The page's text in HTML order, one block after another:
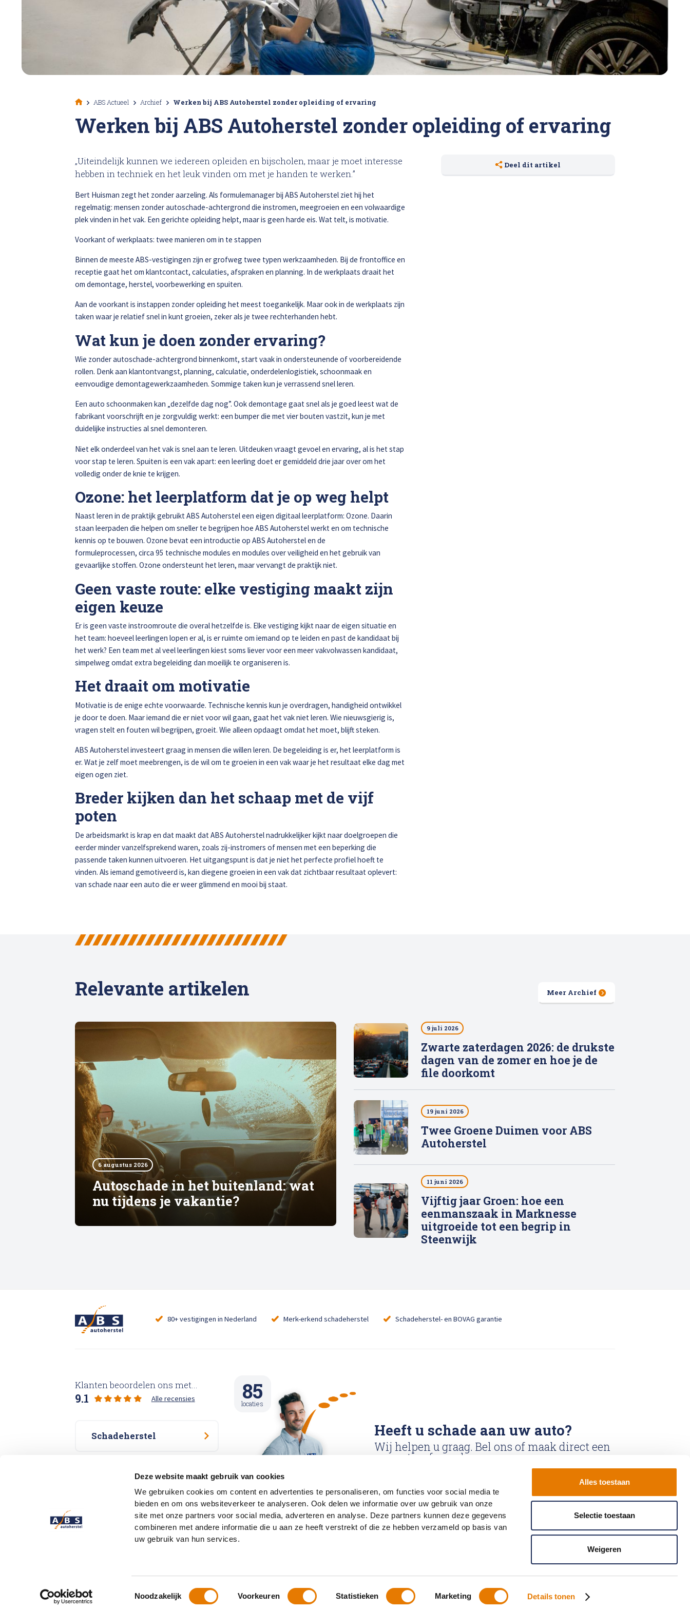
Deze website maakt gebruik van cookies
We gebruiken cookies om content en advertenties te personaliseren, om functies voor social media te
bieden en om ons websiteverkeer te analyseren. Ook delen we informatie over uw gebruik van onze
site met onze partners voor social media, adverteren en analyse. Deze partners kunnen deze gegevens
combineren met andere informatie die u aan ze heeft verstrekt of die ze hebben verzameld op basis van
uw gebruik van hun services.
Toestemmingsselectie
Noodzakelijk Voorkeuren Statistieken Marketing Details tonen
Alles toestaan
Selectie toestaan
Weigeren
Total loss
Lakschade herstellen
Steenslag herstellen
Velgen herstellen
Hagelschade herstellen
Alle soorten Specialisme
Bel ons op: 0900 - 6611111
ABS Actueel Archief Werken bij ABS Autoherstel zonder opleiding of ervaring
Werken bij ABS Autoherstel zonder opleiding of ervaring
„Uiteindelijk kunnen we iedereen opleiden en bijscholen, maar je moet interesse
hebben in techniek en het leuk vinden om met je handen te werken.”
Bert Huisman zegt het zonder aarzeling. Als formulemanager bij ABS Autoherstel ziet hij het
regelmatig: mensen zonder autoschade-achtergrond die instromen, meegroeien en een volwaardige
plek vinden in het vak. Een gerichte opleiding helpt, maar is geen harde eis. Wat telt, is motivatie.
Voorkant of werkplaats: twee manieren om in te stappen
Binnen de meeste ABS-vestigingen zijn er grofweg twee typen werkzaamheden. Bij de frontoffice en
receptie gaat het om klantcontact, calculaties, afspraken en planning. In de werkplaats draait het
om demontage, herstel, voorbewerking en spuiten.
Aan de voorkant is instappen zonder opleiding het meest toegankelijk. Maar ook in de werkplaats zijn
taken waar je relatief snel in kunt groeien, zeker als je twee rechterhanden hebt.
Wat kun je doen zonder ervaring?
Wie zonder autoschade-achtergrond binnenkomt, start vaak in ondersteunende of voorbereidende
rollen. Denk aan klantontvangst, planning, calculatie, onderdelenlogistiek, schoonmaak en
eenvoudige demontagewerkzaamheden. Sommige taken kun je verrassend snel leren.
Een auto schoonmaken kan „dezelfde dag nog”. Ook demontage gaat snel als je goed leest wat de
fabrikant voorschrijft en je zorgvuldig werkt: een bumper die met vier bouten vastzit, kun je met
duidelijke instructies al snel demonteren.
Niet elk onderdeel van het vak is snel aan te leren. Uitdeuken vraagt gevoel en ervaring, al is het stap
voor stap te leren. Spuiten is een vak apart: een leerling doet er gemiddeld drie jaar over om het
volledig onder de knie te krijgen.
Ozone: het leerplatform dat je op weg helpt
Naast leren in de praktijk gebruikt ABS Autoherstel een eigen digitaal leerplatform: Ozone. Daarin
staan leerpaden die helpen om sneller te begrijpen hoe ABS Autoherstel werkt en om technische
kennis op te bouwen. Ozone bevat een introductie op ABS Autoherstel en de
formuleprocessen, circa 95 technische modules en modules over veiligheid en het gebruik van
gevaarlijke stoffen. Ozone ondersteunt het leren, maar vervangt de praktijk niet.
Geen vaste route: elke vestiging maakt zijn
eigen keuze
Er is geen vaste instroomroute die overal hetzelfde is. Elke vestiging kijkt naar de eigen situatie en
het team: hoeveel leerlingen lopen er al, is er ruimte om iemand op te leiden en past de kandidaat bij
het werk? Een team met al veel leerlingen kiest soms liever voor een meer vakvolwassen kandidaat,
simpelweg omdat extra begeleiding dan moeilijk te organiseren is.
Het draait om motivatie
Motivatie is de enige echte voorwaarde. Technische kennis kun je overdragen, handigheid ontwikkel
je door te doen. Maar iemand die er niet voor wil gaan, gaat het vak niet leren. Wie nieuwsgierig is,
vragen stelt en fouten wil begrijpen, groeit. Wie alleen opdaagt omdat het moet, blijft steken.
ABS Autoherstel investeert graag in mensen die willen leren. De begeleiding is er, het leerplatform is
er. Wat je zelf moet meebrengen, is de wil om te groeien in een vak waar je het resultaat elke dag met
eigen ogen ziet.
Breder kijken dan het schaap met de vijf
poten
De arbeidsmarkt is krap en dat maakt dat ABS Autoherstel nadrukkelijker kijkt naar doelgroepen die
eerder minder vanzelfsprekend waren, zoals zij-instromers of mensen met een beperking die
passende taken kunnen uitvoeren. Het uitgangspunt is dat je niet het perfecte profiel hoeft te
vinden. Als iemand gemotiveerd is, kan diegene groeien in een vak dat zichtbaar resultaat oplevert:
van schade naar een auto die er weer glimmend en mooi bij staat.
Deel dit artikel
Relevante artikelen Meer Archief
6 augustus 2026
Autoschade in het buitenland: wat
nu tijdens je vakantie?
9 juli 2026
Zwarte zaterdagen 2026: de drukste
dagen van de zomer en hoe je de
file doorkomt
19 juni 2026
Twee Groene Duimen voor ABS
Autoherstel
11 juni 2026
Vijftig jaar Groen: hoe een
eenmanszaak in Marknesse
uitgroeide tot een begrip in
Steenwijk
80+ vestigingen in Nederland Merk-erkend schadeherstel Schadeherstel- en BOVAG garantie
Klanten beoordelen ons met...
9.1 Alle recensies
Schadeherstel
Specialisme
Vestigingen
85
locaties
Heeft u schade aan uw auto?
Wij helpen u graag. Bel ons of maak direct een
reparatie afspraak.
maken
Bel ons: 0900-
6611111